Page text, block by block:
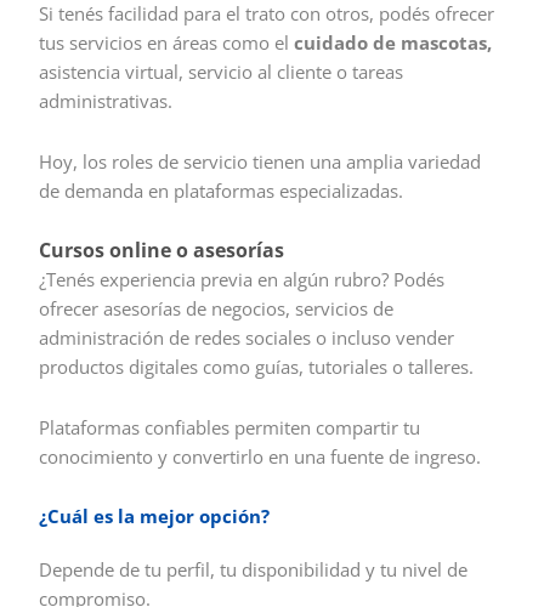
Si tenés facilidad para el trato con otros, podés ofrecer
tus servicios en áreas como elcuidado de mascotas,
asistencia virtual, servicio al cliente o tareas
administrativas.
Hoy, los roles de servicio tienen una amplia variedad
de demanda en plataformas especializadas.
Cursos online o asesorías
¿Tenés experiencia previa en algún rubro? Podés
ofrecer asesorías de negocios, servicios de
administración de redes sociales o incluso vender
productos digitales como guías, tutoriales o talleres.
Plataformas confiables permiten compartir tu
conocimiento y convertirlo en una fuente de ingreso.
¿Cuál es la mejor opción?
Depende de tu perfil, tu disponibilidad y tu nivel de
compromiso.